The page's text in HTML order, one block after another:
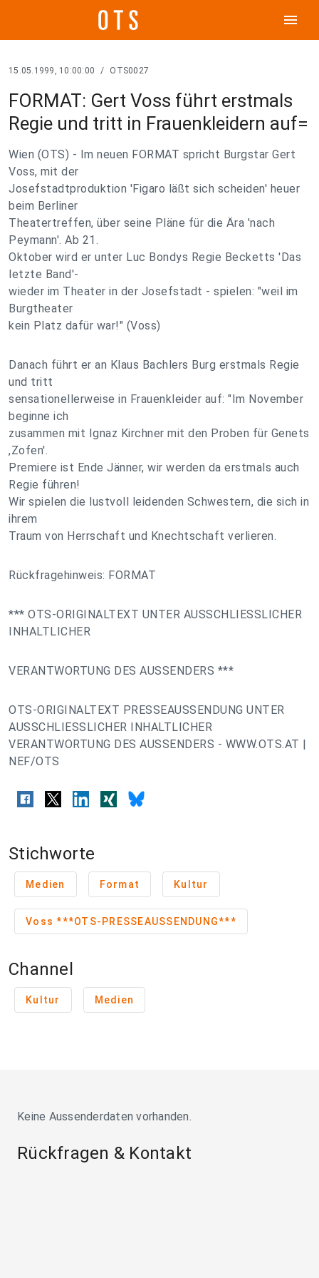
menu
15.05.1999, 10:00:00 / OTS0027
FORMAT: Gert Voss führt erstmals
Regie und tritt in Frauenkleidern auf=
Wien (OTS) - Im neuen FORMAT spricht Burgstar Gert
Voss, mit der
Josefstadtproduktion 'Figaro läßt sich scheiden' heuer
beim Berliner
Theatertreffen, über seine Pläne für die Ära 'nach
Peymann'. Ab 21.
Oktober wird er unter Luc Bondys Regie Becketts 'Das
letzte Band'-
wieder im Theater in der Josefstadt - spielen: "weil im
Burgtheater
kein Platz dafür war!" (Voss)
Danach führt er an Klaus Bachlers Burg erstmals Regie
und tritt
sensationellerweise in Frauenkleider auf: "Im November
beginne ich
zusammen mit Ignaz Kirchner mit den Proben für Genets
,Zofen'.
Premiere ist Ende Jänner, wir werden da erstmals auch
Regie führen!
Wir spielen die lustvoll leidenden Schwestern, die sich in
ihrem
Traum von Herrschaft und Knechtschaft verlieren.
Rückfragehinweis: FORMAT
*** OTS-ORIGINALTEXT UNTER AUSSCHLIESSLICHER
INHALTLICHER
VERANTWORTUNG DES AUSSENDERS ***
OTS-ORIGINALTEXT PRESSEAUSSENDUNG UNTER
AUSSCHLIESSLICHER INHALTLICHER
VERANTWORTUNG DES AUSSENDERS - WWW.OTS.AT |
NEF/OTS
Stichworte
Medien Format Kultur
Voss ***OTS-PRESSEAUSSENDUNG***
Channel
Kultur Medien
Keine Aussenderdaten vorhanden.
Rückfragen & Kontakt